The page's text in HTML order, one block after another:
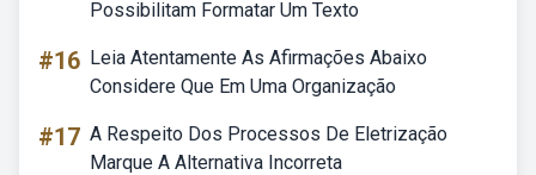
Possibilitam Formatar Um Texto
#16 Leia Atentamente As Afirmações Abaixo
Considere Que Em Uma Organização
#17 A Respeito Dos Processos De Eletrização
Marque A Alternativa Incorreta